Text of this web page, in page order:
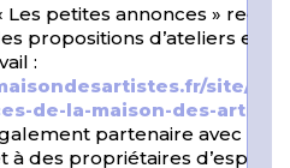
petites annonces »
propositions d’ateliers et
:
site/les-
de-la-maison-des-
partenaire avec
à des propriétaires d’espaces